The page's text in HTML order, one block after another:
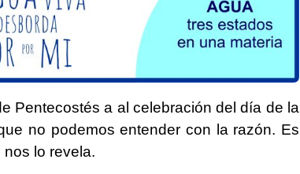
Pentecostés a al celebración del día de la
no podemos entender con la razón. Es
lo revela.